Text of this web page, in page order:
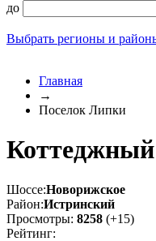
до
Выбрать регионы и
Главная
→
Поселок Липки
Шоссе:Новорижское
Район:Истринский
Просмотры: 8258 (+15)
Рейтинг: